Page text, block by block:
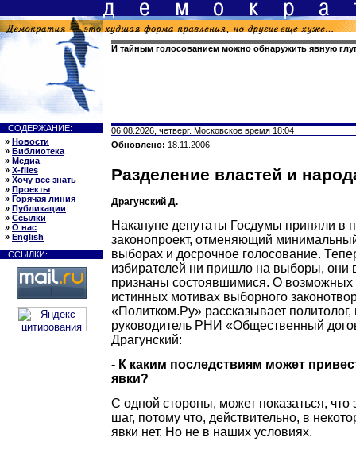
И тайным голосованием можно обнаружить явную
СОДЕРЖАНИЕ:
» Новости
» Библиотека
» Медиа
» X-files
» Хочу все знать
» Проекты
» Горячая линия
» Публикации
» Ссылки
» О нас
» English
ССЫЛКИ:
06.08.2026, четверг. Московское время 18:04
Обновлено: 18.11.2006
Разделение властей и
Драгунский Д.
Накануне депутаты Госдумы приняли в
законопроект, отменяющий
выборах и досрочное голосование.
избирателей ни пришло на выборы, они
признаны состоявшимися. О возможных
истинных мотивах выборного
«Политком.Ру» рассказывает
руководитель РНИ «Общественный
Драгунский:
- К каким последствиям может
явки?
С одной стороны, может показаться, что
шаг, потому что, действительно, в
явки нет. Но не в наших условиях.